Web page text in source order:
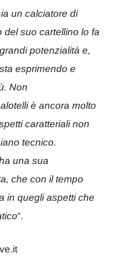
un calciatore di
del suo cartellino lo fa
potenzialità e,
esprimendo e
Non
è ancora molto
caratteriali non
tecnico.
una sua
che con il tempo
in quegli aspetti che
“.